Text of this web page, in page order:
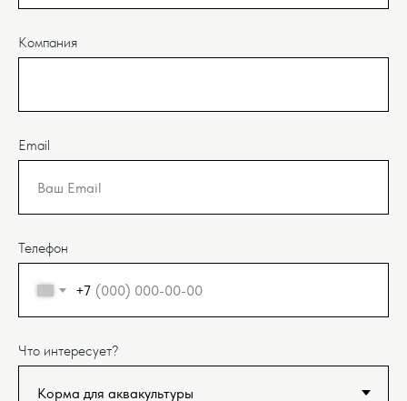
Компания
Email
Телефон
+7
Что интересует?